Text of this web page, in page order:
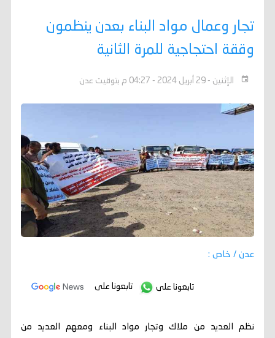
تجار وعمال مواد البناء بعدن ينظمون
وققة احتجاجية للمرة الثانية
الإثنين - 29 أبريل 2024 - 04:27 م بتوقيت عدن
عدن / خاص :
تابعونا على تابعونا على
نظم العديد من ملاك وتجار مواد البناء ومعهم العديد من